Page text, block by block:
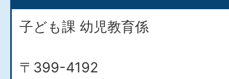
子ども課 幼児教育係
〒399-4192